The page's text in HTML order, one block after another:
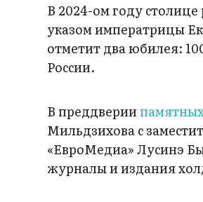
В 2024-ом году столице
указом императрицы
отметит два юбилея:
России.
В преддверии
Мильдзихова с
«ЕвроМедиа» Лусинэ
журналы и издания